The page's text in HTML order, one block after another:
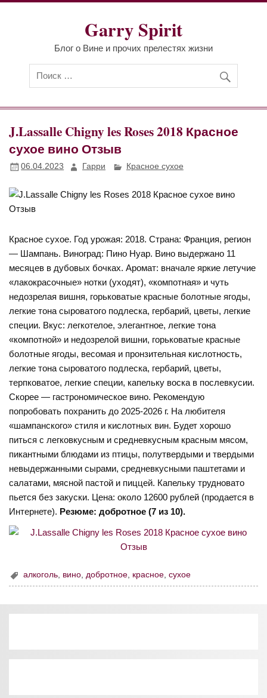
Перейти
Garry Spirit
Блог о Вине и прочих прелестях жизни
J.Lassalle Chigny les Roses 2018 Красное
сухое вино Отзыв
06.04.2023 Гарри Красное сухое
Красное сухое. Год урожая: 2018. Страна: Франция, регион
— Шампань. Виноград: Пино Нуар. Вино выдержано 11
месяцев в дубовых бочках. Аромат: вначале яркие летучие
«лакокрасочные» нотки (уходят), «компотная» и чуть
недозрелая вишня, горьковатые красные болотные ягоды,
легкие тона сыроватого подлеска, гербарий, цветы, легкие
специи. Вкус: легкотелое, элегантное, легкие тона
«компотной» и недозрелой вишни, горьковатые красные
болотные ягоды, весомая и пронзительная кислотность,
легкие тона сыроватого подлеска, гербарий, цветы,
терпковатое, легкие специи, капельку воска в послевкусии.
Скорее — гастрономическое вино. Рекомендую
попробовать похранить до 2025-2026 г. На любителя
«шампанского» стиля и кислотных вин. Будет хорошо
питься с легковкусным и средневкусным красным мясом,
пикантными блюдами из птицы, полутвердыми и твердыми
невыдержанными сырами, средневкусными паштетами и
салатами, мясной пастой и пиццей. Капельку трудновато
пьется без закуски. Цена: около 12600 рублей (продается в
Интернете). Резюме: добротное (7 из 10).
алкоголь, вино,добротное, красное,сухое